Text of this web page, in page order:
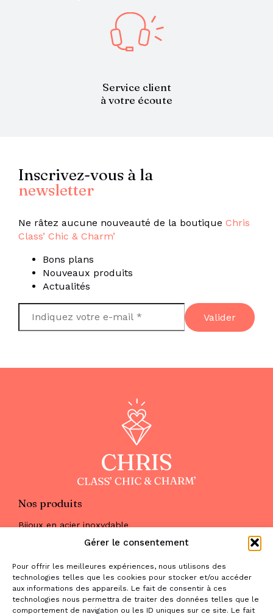
Gérer le consentement
Pour offrir les meilleures expériences, nous utilisons des
technologies telles que les cookies pour stocker et/ou accéder
aux informations des appareils. Le fait de consentir à ces
technologies nous permettra de traiter des données telles que le
comportement de navigation ou les ID uniques sur ce site. Le fait
Service client
à votre écoute
Inscrivez-vous à la
newsletter
Ne râtez aucune nouveauté de la boutique Chris
Class’ Chic & Charm’
Bons plans
Nouveaux produits
Actualités
Nos produits
Bijoux en acier inoxydable
Maquillage
Parfums
Nous trouver
& nous contacter